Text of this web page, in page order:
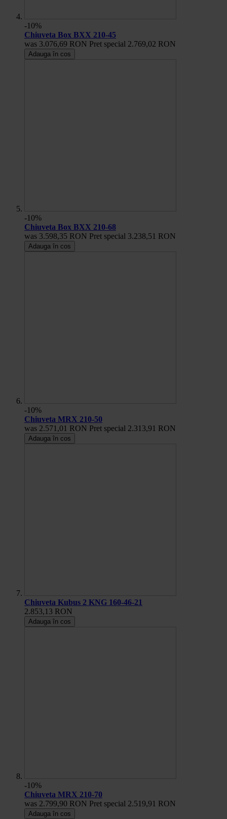
-10%
Chiuveta Box BXX 210-45
was 3.076,69 RON Pret special 2.769,02 RON
Adauga în cos
-10%
Chiuveta Box BXX 210-68
was 3.598,35 RON Pret special 3.238,51 RON
Adauga în cos
-10%
Chiuveta MRX 210-50
was 2.571,01 RON Pret special 2.313,91 RON
Adauga în cos
Chiuveta Kubus 2 KNG 160-46-21
2.853,13 RON
Adauga în cos
-10%
Chiuveta MRX 210-70
was 2.799,90 RON Pret special 2.519,91 RON
Adauga în cos